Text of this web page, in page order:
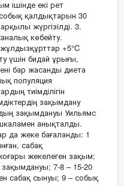
ішінде екі рет
қалдықтарын 30
жүргізілді. 3.
көбейту.
+5°C
үшін бидай ұрығы,
бар жасанды диета
популяция
тиімділігін
зақымдану
зақымдануы Уильямс
анықталды.
да жеке бағаланды: 1
сабақ
жекелеген зақым;
зақымдануы; 7-8 – 15-20
сабақ сынуы; 9 – собық